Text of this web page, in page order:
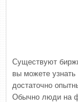
Существуют
вы можете
достаточно
Обычно люди на